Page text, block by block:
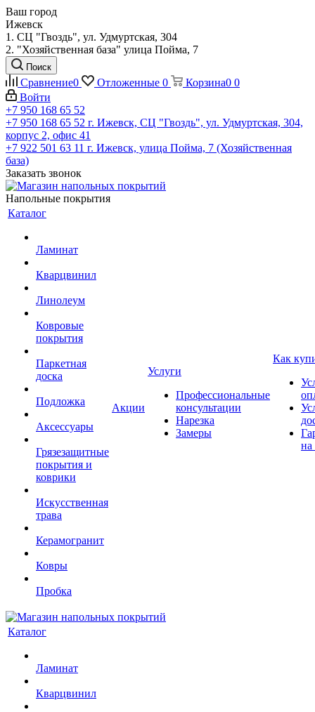
Ваш город
Ижевск
1. СЦ "Гвоздь", ул. Удмуртская, 304
2. "Хозяйственная база" улица Пойма, 7
Поиск
Сравнение0 Отложенные 0 Корзина0 0
Войти
+7 950 168 65 52
+7 950 168 65 52 г. Ижевск, СЦ "Гвоздь", ул. Удмуртская, 304,
корпус 2, офис 41
+7 922 501 63 11 г. Ижевск, улица Пойма, 7 (Хозяйственная
база)
Заказать звонок
Напольные покрытия
Каталог
Ламинат
Кварцвинил
Линолеум
Ковровые
покрытия
Паркетная
доска
Подложка
Аксессуары
Грязезащитные
покрытия и
коврики
Искусственная
трава
Керамогранит
Ковры
Пробка
Акции
Услуги
Профессиональные
консультации
Нарезка
Замеры
Как
на
Каталог
Ламинат
Кварцвинил